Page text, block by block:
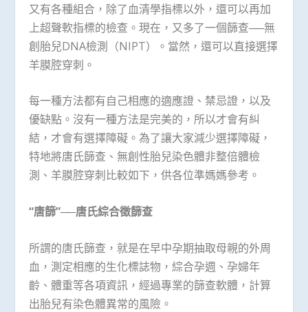
又有各種組合，除了血清學指標以外，還可以再加
上超聲軟指標的檢查。現在，又多了一個篩查──無
創胎兒DNA檢測（NIPT）。當然，還可以直接選擇
羊膜腔穿刺。
每一種方法都有自己相應的適應證、禁忌證，以及
優缺點。沒有一種方法是完美的，所以才會有糾
結，才會有選擇障礙。為了讓大家減少選擇障礙，
特地將唐氏篩查、無創性胎兒染色體非整倍體檢
測、羊膜腔穿刺比較如下，供各位準媽媽參考。
“唐篩”──唐氏綜合徵篩查
所謂的唐氏篩查，就是在早中孕期抽取母親的外周
血，測定相應的生化標誌物，綜合孕週、孕婦年
齡、體重等各項資訊，經過專業的篩查軟體，計算
出胎兒有染色體異常的風險。